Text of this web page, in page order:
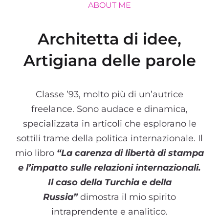
ABOUT ME
Architetta di idee,
Artigiana delle parole
Classe ’93, molto più di un’autrice
freelance. Sono audace e dinamica,
specializzata in articoli che esplorano le
sottili trame della politica internazionale. Il
mio libro “La carenza di libertà di stampa
e l’impatto sulle relazioni internazionali.
Il caso della Turchia e della
Russia”dimostra il mio spirito
intraprendente e analitico.